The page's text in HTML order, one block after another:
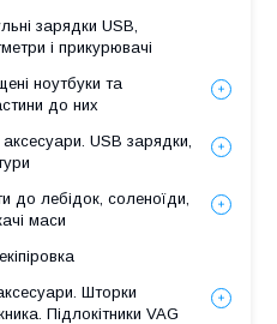
зарядки USB,
і прикурювачі
ноутбуки та
до них
USB зарядки,
до лебідок, соленоїди,
маси
Шторки
Підлокітники VAG